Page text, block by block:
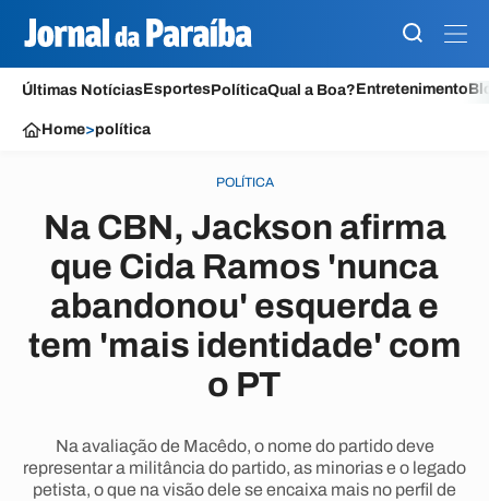
Últimas NotíciasEsportesPolíticaQual a Boa?Entretenimento
Home>política
POLÍTICA
Na CBN, Jackson afirma
que Cida Ramos 'nunca
abandonou' esquerda e
tem 'mais identidade' com
o PT
Na avaliação de Macêdo, o nome do partido deve
representar a militância do partido, as minorias e o legado
petista, o que na visão dele se encaixa mais no perfil de